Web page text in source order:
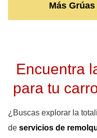
Más
Encuentra
para tu
¿Buscas explorar la
de servicios de